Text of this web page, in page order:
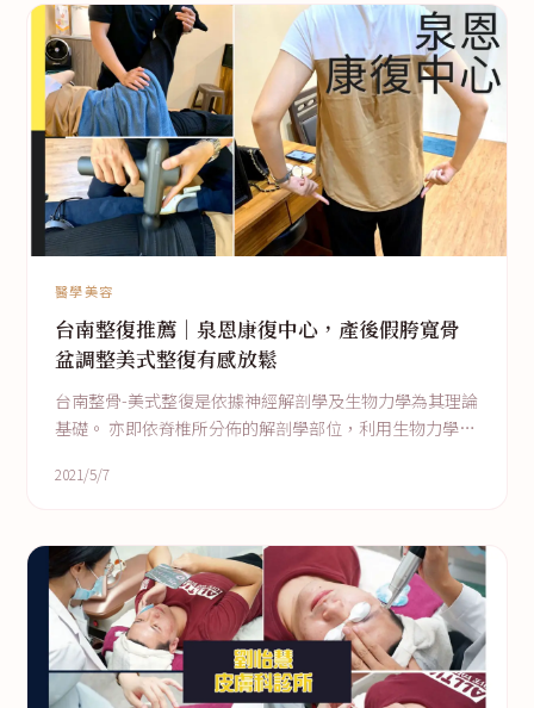
醫學美容
台南整復推薦｜泉恩康復中心，產後假胯寬骨
盆調整美式整復有感放鬆
台南整骨-美式整復是依據神經解剖學及生物力學為其理論
基礎。 亦即依脊椎所分佈的解剖學部位，利用生物力學的
的情況
2021/5/7